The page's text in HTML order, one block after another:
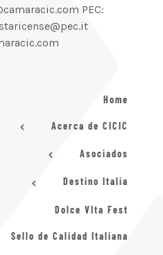
PEC:
Home
Acerca de CICIC
Asociados
Destino Italia
Dolce VIta Fest
Sello de Calidad Italiana